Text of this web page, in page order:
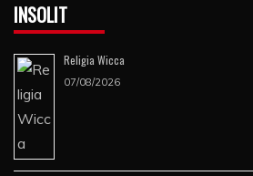
INSOLIT
Religia Wicca
07/08/2026